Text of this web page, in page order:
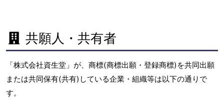
共願人・共有者
「株式会社資生堂」が、商標(商標出願・登録商標)を共同出願
または共同保有(共有)している企業・組織等は以下の通りで
す。